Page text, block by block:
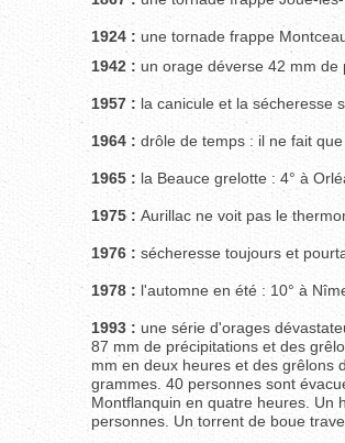
1924 : une tornade frappe
1942 : un orage déverse 42 mm de
1957 : la canicule et la sécheresse
1964 : drôle de temps : il ne fait
1965 : la Beauce grelotte : 4° à
1975 : Aurillac ne voit pas le
1976 : sécheresse toujours et
1978 : l'automne en été : 10° à
1993 : une série d'orages
87 mm de précipitations et des
mm en deux heures et des grêlons
grammes. 40 personnes sont
Montflanquin en quatre heures. Un
personnes. Un torrent de boue